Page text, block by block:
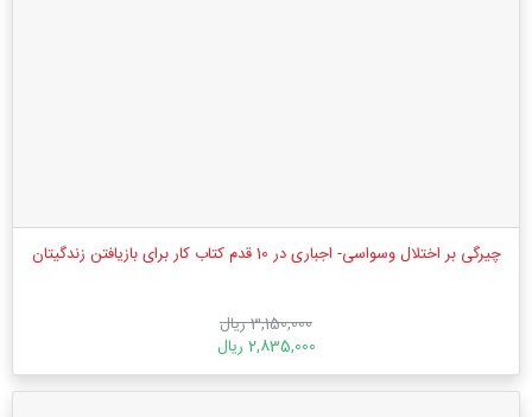
چیرگی بر اختلال وسواسی- اجباری در 10 قدم کتاب کار برای بازیافتن زندگیتان
3,150,000 ریال
2,835,000 ریال